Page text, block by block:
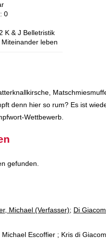
0
2 K & J Belletristik
Miteinander leben
denn hier so rum? Es ist
Wettbewerb.
gefunden.
diesem Verfasser
Michael (Verfasser); Di
Michael Escoffier ; Kris di